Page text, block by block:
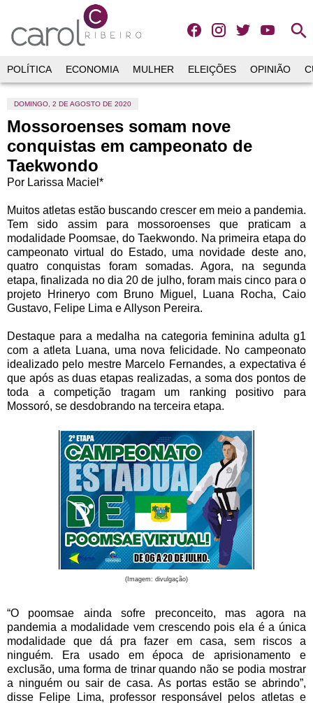
search
POLÍTICA ECONOMIA MULHER ELEIÇÕES OPINIÃO
DOMINGO, 2 DE AGOSTO DE 2020
Mossoroenses somam nove
conquistas em campeonato de
Taekwondo
Por Larissa Maciel*
Muitos atletas estão buscando crescer em meio a pandemia.
Tem sido assim para mossoroenses que praticam a
modalidade Poomsae, do Taekwondo. Na primeira etapa do
campeonato virtual do Estado, uma novidade deste ano,
quatro conquistas foram somadas. Agora, na segunda
etapa, finalizada no dia 20 de julho, foram mais cinco para o
projeto Hrineryo com Bruno Miguel, Luana Rocha, Caio
Gustavo, Felipe Lima e Allyson Pereira.
Destaque para a medalha na categoria feminina adulta g1
com a atleta Luana, uma nova felicidade. No campeonato
idealizado pelo mestre Marcelo Fernandes, a expectativa é
que após as duas etapas realizadas, a soma dos pontos de
toda a competição tragam um ranking positivo para
Mossoró, se desdobrando na terceira etapa.
(Imagem: divulgação)
“O poomsae ainda sofre preconceito, mas agora na
pandemia a modalidade vem crescendo pois ela é a única
modalidade que dá pra fazer em casa, sem riscos a
ninguém. Era usado em época de aprisionamento e
exclusão, uma forma de trinar quando não se podia mostrar
a ninguém ou sair de casa. As portas estão se abrindo”,
disse Felipe Lima, professor responsável pelos atletas e